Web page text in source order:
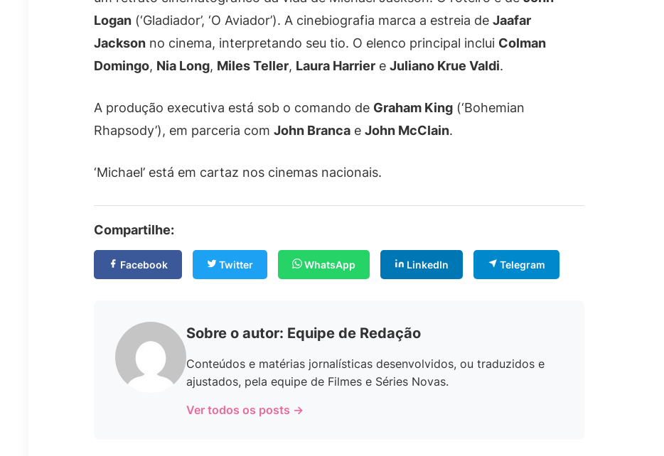
Logan (‘Gladiador’, ‘O Aviador’). A cinebiografia marca a estreia de Jaafar
Jackson no cinema, interpretando seu tio. O elenco principal inclui Colman
Domingo, Nia Long, Miles Teller, Laura Harrier e Juliano Krue Valdi.
A produção executiva está sob o comando de Graham King (‘Bohemian
Rhapsody’), em parceria com John Branca e John McClain.
‘Michael’ está em cartaz nos cinemas nacionais.
Compartilhe:
Facebook Twitter WhatsApp LinkedIn Telegram
Sobre o autor: Equipe de Redação
Conteúdos e matérias jornalísticas desenvolvidos, ou traduzidos e
ajustados, pela equipe de Filmes e Séries Novas.
Ver todos os posts →